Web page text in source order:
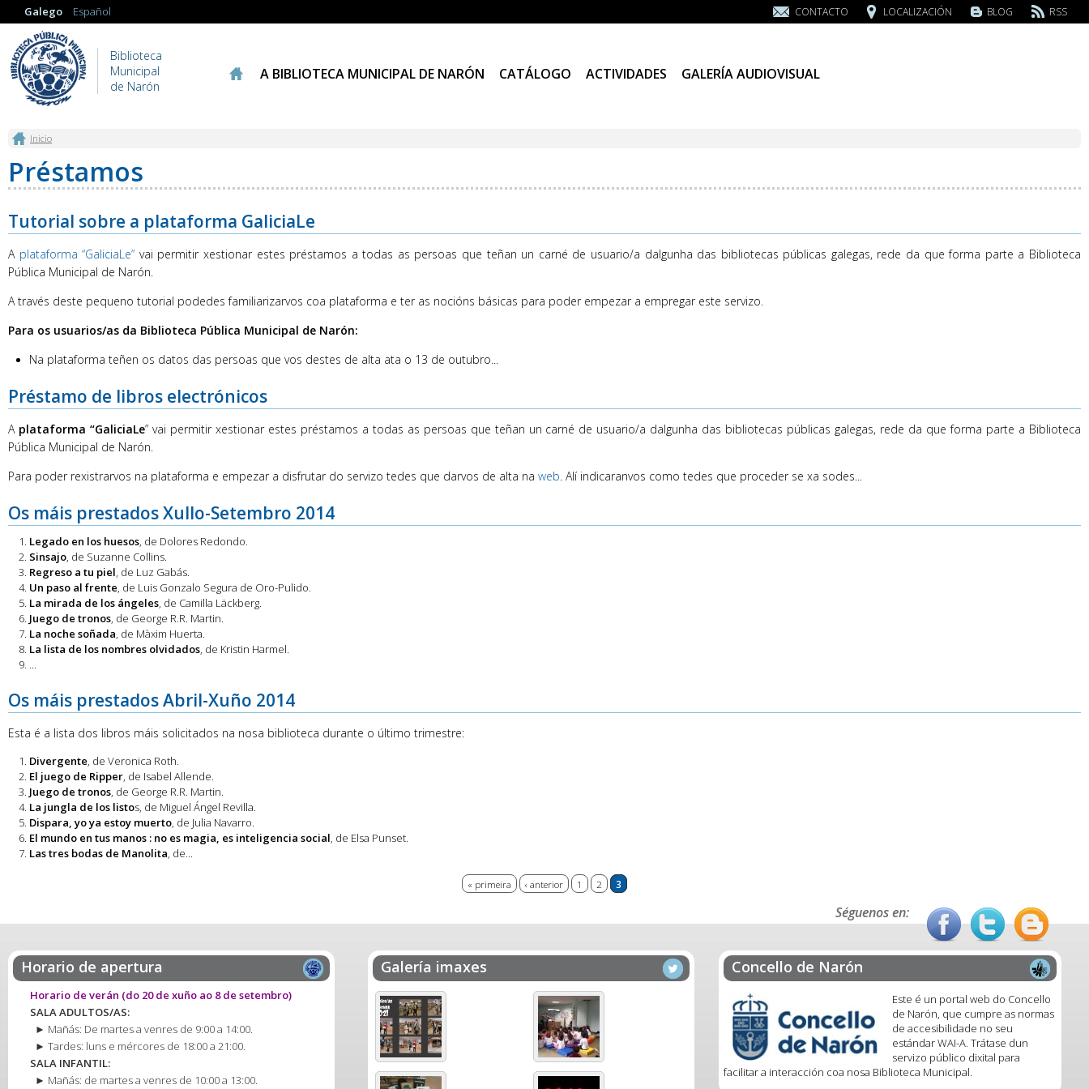
Galego Español CONTACTO LOCALIZACIÓN BLOG RSS
Biblioteca
Municipal
de Narón
A BIBLIOTECA MUNICIPAL DE NARÓN CATÁLOGO ACTIVIDADES GALERÍA AUDIOVISUAL
Vostede está aquí
Inicio
Préstamos
Tutorial sobre a plataforma GaliciaLe
A plataforma “GaliciaLe” vai permitir xestionar estes préstamos a todas as persoas que teñan un carné de usuario/a dalgunha das bibliotecas públicas galegas, rede da que forma parte a Biblioteca
Pública Municipal de Narón.
A través deste pequeno tutorial podedes familiarizarvos coa plataforma e ter as nocións básicas para poder empezar a empregar este servizo.
Para os usuarios/as da Biblioteca Pública Municipal de Narón:
Na plataforma teñen os datos das persoas que vos destes de alta ata o 13 de outubro...
Préstamo de libros electrónicos
Aplataforma “GaliciaLe” vai permitir xestionar estes préstamos a todas as persoas que teñan un carné de usuario/a dalgunha das bibliotecas públicas galegas, rede da que forma parte a Biblioteca
Pública Municipal de Narón.
Para poder rexistrarvos na plataforma e empezar a disfrutar do servizo tedes que darvos de alta na web. Alí indicaranvos como tedes que proceder se xa sodes...
Os máis prestados Xullo-Setembro 2014
Legado en los huesos, de Dolores Redondo.
Sinsajo, de Suzanne Collins.
Regreso a tu piel, de Luz Gabás.
Un paso al frente, de Luis Gonzalo Segura de Oro-Pulido.
La mirada de los ángeles, de Camilla Läckberg.
Juego de tronos, de George R.R. Martin.
La noche soñada, de Màxim Huerta.
La lista de los nombres olvidados, de Kristin Harmel.
...
Os máis prestados Abril-Xuño 2014
Esta é a lista dos libros máis solicitados na nosa biblioteca durante o último trimestre:
Divergente, de Veronica Roth.
El juego de Ripper, de Isabel Allende.
Juego de tronos, de George R.R. Martin.
La jungla de los listos, de Miguel Ángel Revilla.
Dispara, yo ya estoy muerto, de Julia Navarro.
El mundo en tus manos : no es magia, es inteligencia social, de Elsa Punset.
Las tres bodas de Manolita, de...
« primeira ‹ anterior 1 2 3
Séguenos en:
Horario de apertura
Horario de verán (do 20 de xuño ao 8 de setembro)
SALA ADULTOS/AS:
► Mañás: De martes a venres de 9:00 a 14:00.
► Tardes: luns e mércores de 18:00 a 21:00.
SALA INFANTIL:
► Mañás: de martes a venres de 10:00 a 13:00.
Galería imaxes Concello de Narón
Este é un portal web do Concello
de Narón, que cumpre as normas
de accesibilidade no seu
estándar WAI-A. Trátase dun
servizo público dixital para
facilitar a interacción coa nosa Biblioteca Municipal.